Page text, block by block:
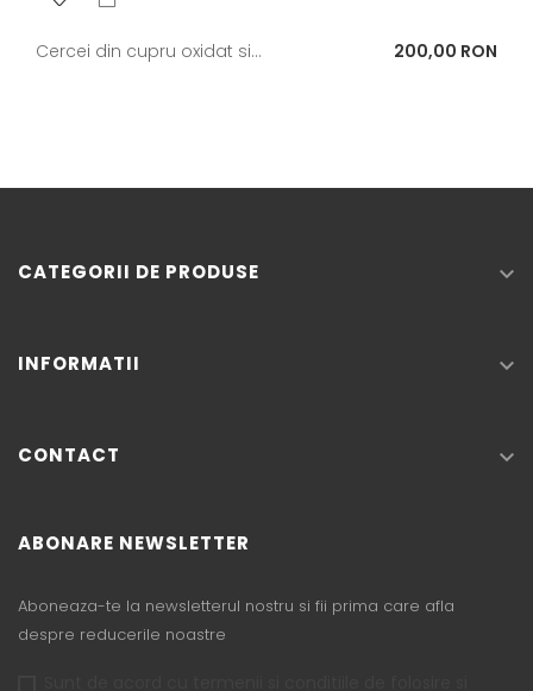
Cercei din cupru oxidat si... Pret
200,00 RON
CATEGORII DE PRODUSE 
INFORMATII 
CONTACT 
ABONARE NEWSLETTER
Aboneaza-te la newsletterul nostru si fii prima care afla
despre reducerile noastre